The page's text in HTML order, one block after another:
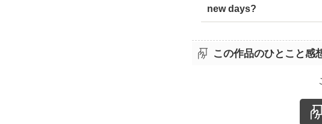
new days?
この作品のひとこと感